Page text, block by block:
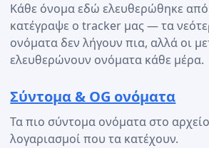
Κάθε όνομα εδώ ελευθερώθηκε
κατέγραψε ο tracker μας — τα
ονόματα δεν λήγουν πια, αλλά οι
ελευθερώνουν ονόματα κάθε μέρα.
Σύντομα & OG ονόματα
Τα πιο σύντομα ονόματα στο
λογαριασμοί που τα κατέχουν.